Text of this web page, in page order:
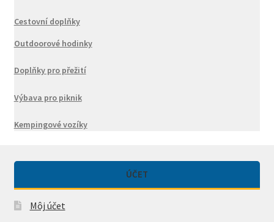
Cestovní doplňky
Outdoorové hodinky
Doplňky pro přežití
Výbava pro piknik
Kempingové vozíky
ÚČET
Môj účet